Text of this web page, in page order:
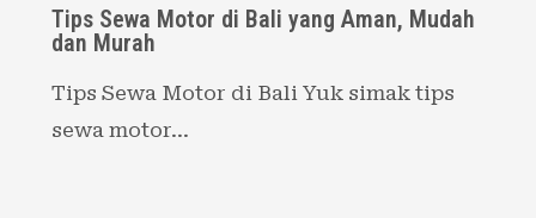
Tips Sewa Motor di Bali yang Aman, Mudah
dan Murah
Tips Sewa Motor di Bali Yuk simak tips
sewa motor…